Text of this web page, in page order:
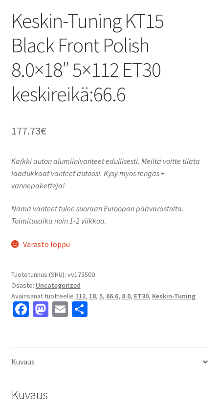
Keskin-Tuning KT15
Black Front Polish
8.0×18″ 5×112 ET30
keskireikä:66.6
177.73€
Kaikki auton alumiinivanteet edullisesti. Meiltä voitte tilata
laadukkaat vanteet autoosi. Kysy myös rengas +
vannepaketteja!
Nämä vanteet tulee suoraan Euroopan päävarastolta.
Toimitusaika noin 1-2 viikkoa.
Varasto loppu
Tuotetunnus (SKU): vv175500
Osasto: Uncategorized
Avainsanat tuotteelle 112, 18, 5, 66.6, 8.0, ET30, Keskin-Tuning
Fa
o
M E S
Kuvaus
Kuvaus